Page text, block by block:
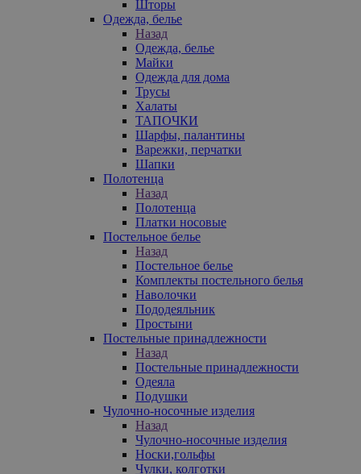
Шторы
Одежда, белье
Назад
Одежда, белье
Майки
Одежда для дома
Трусы
Халаты
ТАПОЧКИ
Шарфы, палантины
Варежки, перчатки
Шапки
Полотенца
Назад
Полотенца
Платки носовые
Постельное белье
Назад
Постельное белье
Комплекты постельного белья
Наволочки
Пододеяльник
Простыни
Постельные принадлежности
Назад
Постельные принадлежности
Одеяла
Подушки
Чулочно-носочные изделия
Назад
Чулочно-носочные изделия
Носки,гольфы
Чулки, колготки